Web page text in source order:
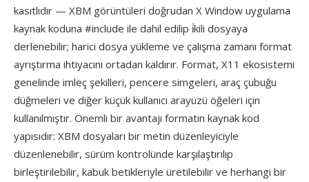
kasıtlıdır — XBM görüntüleri doğrudan X Window uygulama
kaynak koduna #include ile dahil edilip i̇kili dosyaya
derlenebilir; harici dosya yükleme ve çalışma zamanı format
ayrıştırma ihtiyacını ortadan kaldırır. Format, X11 ekosistemi
genelinde imleç şekilleri, pencere simgeleri, araç çubuğu
düğmeleri ve diğer küçük kullanıcı arayüzü öğeleri için
kullanılmıştır. Önemli bir avantajı formatın kaynak kod
yapısıdır: XBM dosyaları bir metin düzenleyiciyle
düzenlenebilir, sürüm kontrolünde karşılaştırılıp
birleştirilebilir, kabuk betikleriyle üretilebilir ve herhangi bir